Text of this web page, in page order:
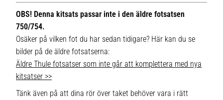
OBS! Denna kitsats passar inte i den äldre fotsatsen
750/754.
Osäker på vilken fot du har sedan tidigare? Här kan du se
bilder på de äldre fotsatserna:
Äldre Thule fotsatser som inte går att komplettera med nya
kitsatser >>
Tänk även på att dina rör över taket behöver vara i rätt